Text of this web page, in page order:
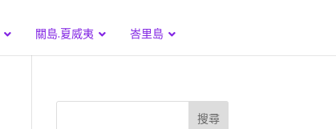
關島.夏威夷 峇里島